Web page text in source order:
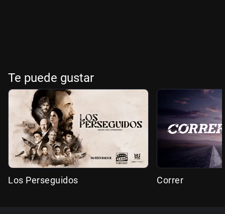
Te puede gustar
Los Perseguidos Correr